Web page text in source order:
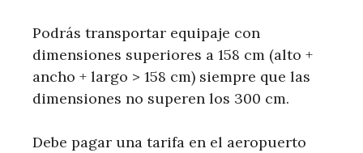
Podrás transportar equipaje con
dimensiones superiores a 158 cm (alto +
ancho + largo > 158 cm) siempre que las
dimensiones no superen los 300 cm.
Debe pagar una tarifa en el aeropuerto